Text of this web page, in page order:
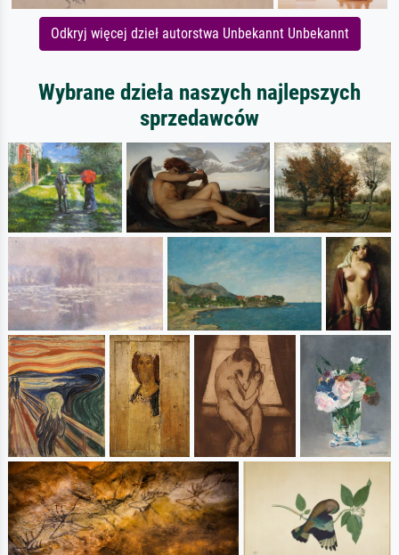
Odkryj więcej dzieł autorstwa Unbekannt Unbekannt
Wybrane dzieła naszych najlepszych
sprzedawców